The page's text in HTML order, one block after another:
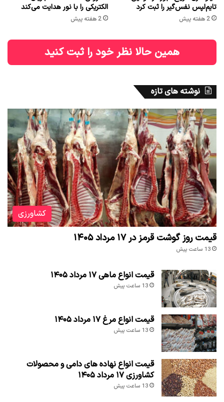
تایم‌لپس نفس‌گیر را ثبت کرد
2 هفته پیش
الکتریکی را با نور هدایت می‌کند
2 هفته پیش
همین حالا نظر خود را ثبت کنید
نوشته های تازه
کشاورزی
قیمت روز گوشت قرمز در ۱۷ مرداد ۱۴۰۵
13 ساعت پیش
قیمت انواع ماهی ۱۷ مرداد ۱۴۰۵
13 ساعت پیش
قیمت انواع مرغ ۱۷ مرداد ۱۴۰۵
13 ساعت پیش
قیمت انواع نهاده های دامی و محصولات
کشاورزی ۱۷ مرداد ۱۴۰۵
13 ساعت پیش